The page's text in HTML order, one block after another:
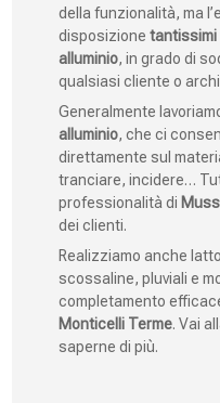
della funzionalità, ma
disposizione tantissimi
alluminio, in grado di
qualsiasi cliente o
Generalmente
alluminio, che ci
direttamente sul
tranciare, incidere…
professionalità di
dei clienti.
Realizziamo anche
scossaline, pluviali e
completamento
Monticelli Terme. Vai
saperne di più.